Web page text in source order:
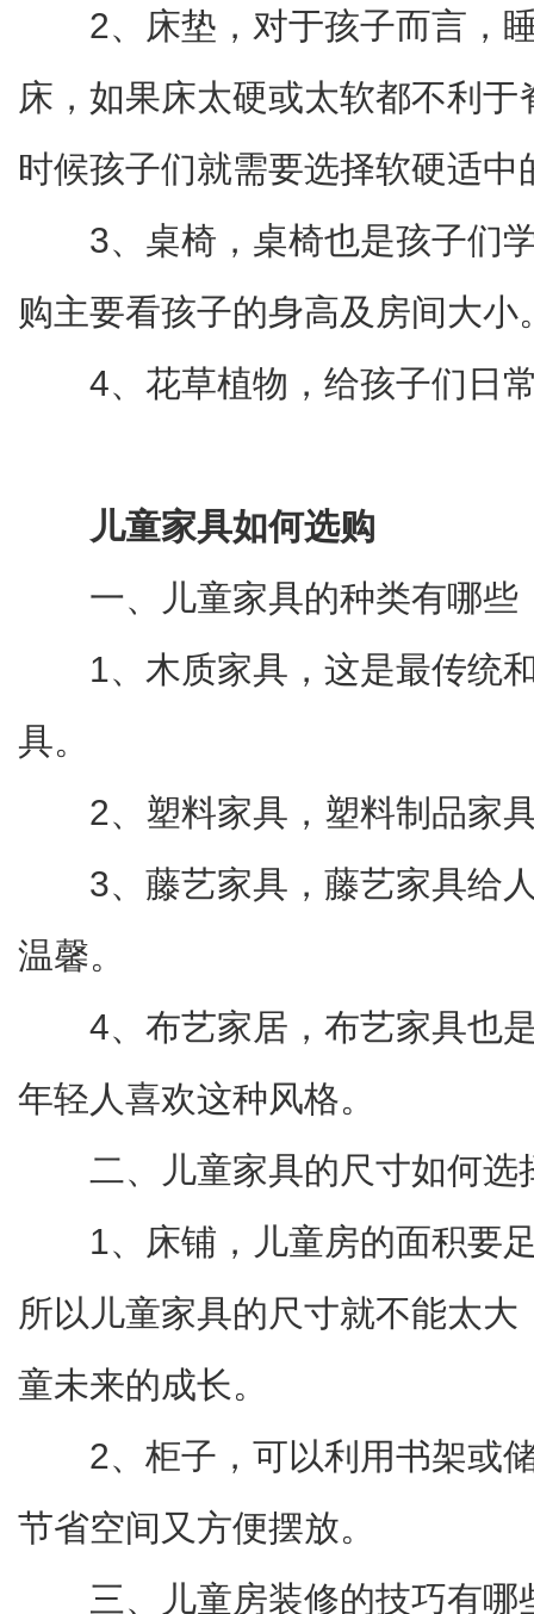
2、床垫，对于孩子而言，
床，如果床太硬或太软都不利
时候孩子们就需要选择软硬适中
3、桌椅，桌椅也是孩子们
购主要看孩子的身高及房间大小
4、花草植物，给孩子们日
儿童家具如何选购
一、儿童家具的种类有哪些
1、木质家具，这是最传统
具。
2、塑料家具，塑料制品家
3、藤艺家具，藤艺家具给
温馨。
4、布艺家居，布艺家具也
年轻人喜欢这种风格。
二、儿童家具的尺寸如何选
1、床铺，儿童房的面积要
所以儿童家具的尺寸就不能太
童未来的成长。
2、柜子，可以利用书架或
节省空间又方便摆放。
三、儿童房装修的技巧有哪